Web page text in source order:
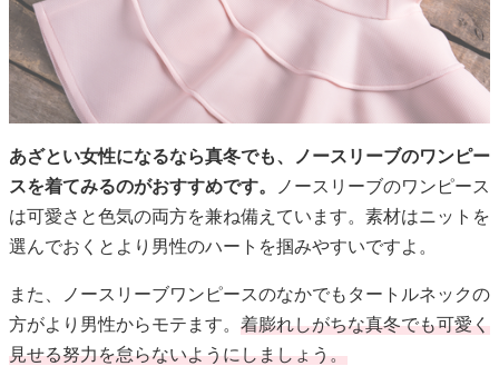
あざとい女性になるなら真冬でも、ノースリーブのワンピー
スを着てみるのがおすすめです。
ノースリーブのワンピース
は可愛さと色気の両方を兼ね備えています。素材はニットを
選んでおくとより男性のハートを掴みやすいですよ。
また、ノースリーブワンピースのなかでもタートルネックの
方がより男性からモテます。 着膨れしがちな真冬でも可愛く
見せる努力を怠らないようにしましょう。